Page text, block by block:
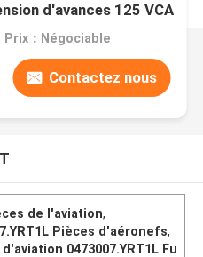
d'avances 125 VCA
Prix：Négociable
Contactez nous
de l'aviation,
Pièces d'aéronefs,
0473007.YRT1L Fu